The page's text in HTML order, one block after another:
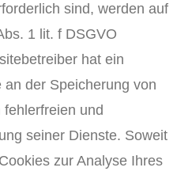
sind, werden auf
1 lit. f DSGVO
hat ein
an der Speicherung von
und
seiner Dienste. Soweit
zur Analyse Ihres